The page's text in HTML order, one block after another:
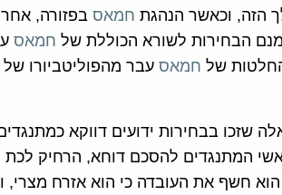
וכאשר הנהגת חמאס בפזורה,
הבחירות לשורא הכוללת של חמאס
של חמאס עבר מהפוליטביורו
שזכו בבחירות ידועים דווקא
המתנגדים להסכם דוחא, הרחיק לכת
חשף את העובדה כי הוא אזרח מצרי,